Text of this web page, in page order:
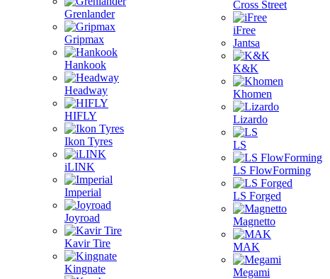
Grenlander
Gripmax
Hankook
Headway
HIFLY
Ikon Tyres
iLINK
Imperial
Joyroad
Kavir Tire
Kingnate
Cross Street
iFree
Jantsa
K&K
Khomen
Lizardo
LS
LS FlowForming
LS Forged
Magnetto
MAK
Megami